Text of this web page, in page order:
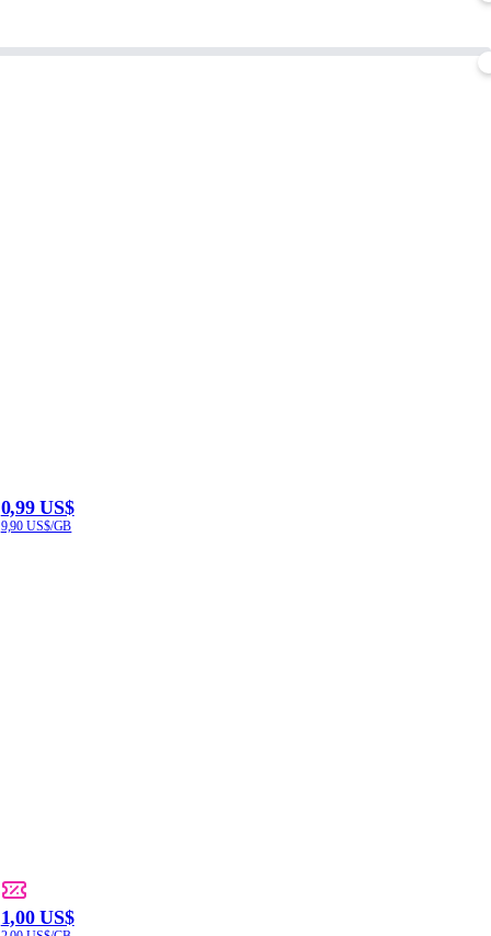
0,99 US$
9,90 US$/GB
1,00 US$